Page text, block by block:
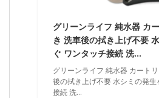
グリーンライフ 純水器 カ
き 洗車後の拭き上げ不要
ぐ ワンタッチ接続 洗…
グリーンライフ 純水器 カート
後の拭き上げ不要 水シミの発
接続 洗…